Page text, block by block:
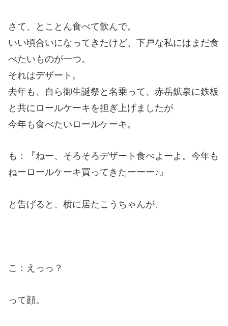
さて、とことん食べて飲んで。
いい頃合いになってきたけど、下戸な私にはまだ食
べたいものが一つ。
それはデザート。
去年も、自ら御生誕祭と名乗って、赤岳鉱泉に鉄板
と共にロールケーキを担ぎ上げましたが
今年も食べたいロールケーキ。
も：『ねー、そろそろデザート食べよーよ。今年も
ねーロールケーキ買ってきたーーー♪』
と告げると、横に居たこうちゃんが、
こ：えっっ？
って顔。